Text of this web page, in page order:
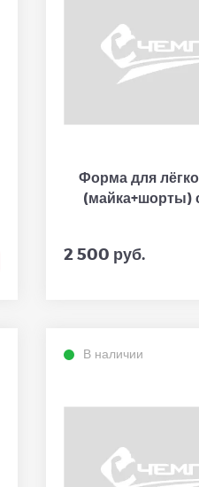
Форма для
(майка+шорты)
2 500 руб.
В наличии